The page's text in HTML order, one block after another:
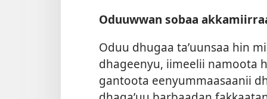
Oduuwwan sobaa
Oduu dhugaa taʼuunsaa hin
dhageenyu, iimeelii namoota
gantoota eenyummaasaanii